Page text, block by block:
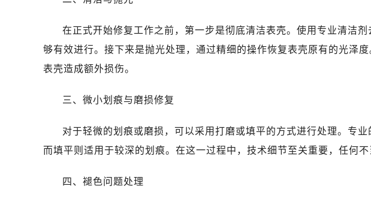
在正式开始修复工作之前，第一步是彻底清洁表壳。使用专业清洁
够有效进行。接下来是抛光处理，通过精细的操作恢复表壳原有的光泽
表壳造成额外损伤。
三、微小划痕与磨损修复
对于轻微的划痕或磨损，可以采用打磨或填平的方式进行处理。专
而填平则适用于较深的划痕。在这一过程中，技术细节至关重要，任何不
四、褪色问题处理